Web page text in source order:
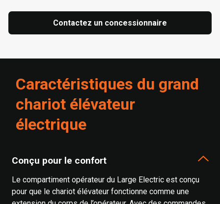
Contactez un concessionnaire
Caractéristiques du grand
chariot élévateur
électrique
Conçu pour le confort
Le compartiment opérateur du Large Electric est conçu
pour que le chariot élévateur fonctionne comme une